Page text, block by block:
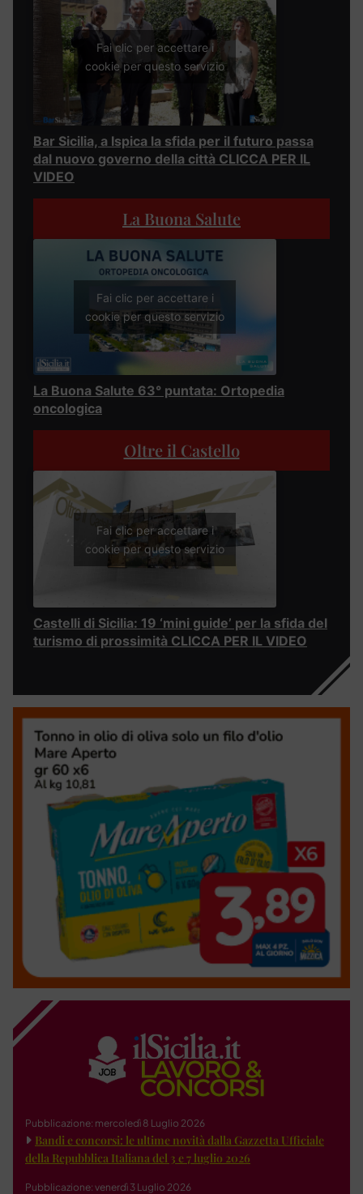
Fai clic per accettare i
cookie per questo servizio
Bar Sicilia, a Ispica la sfida per il futuro passa
dal nuovo governo della città CLICCA PER IL
VIDEO
La Buona Salute
Fai clic per accettare i
cookie per questo servizio
La Buona Salute 63° puntata: Ortopedia
oncologica
Oltre il Castello
Fai clic per accettare i
cookie per questo servizio
Castelli di Sicilia: 19 ‘mini guide’ per la sfida del
turismo di prossimità CLICCA PER IL VIDEO
Pubblicazione: mercoledì 8 Luglio 2026
Bandi e concorsi: le ultime novità dalla Gazzetta Ufficiale
della Repubblica Italiana del 3 e 7 luglio 2026
Pubblicazione: venerdì 3 Luglio 2026